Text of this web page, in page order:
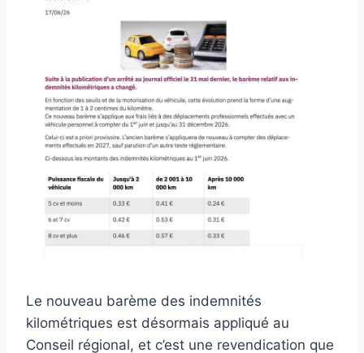
Le nouveau barème des indemnités
kilométriques est désormais appliqué au
Conseil régional, et c’est une revendication que